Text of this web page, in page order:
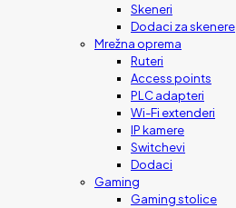
Skeneri
Dodaci za skenere
Mrežna oprema
Ruteri
Access points
PLC adapteri
Wi-Fi extenderi
IP kamere
Switchevi
Dodaci
Gaming
Gaming stolice